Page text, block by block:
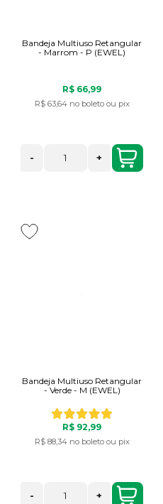
Bandeja Multiuso Retangular
- Marrom - P (EWEL)
R$ 66,99
R$ 63,64 no boleto ou pix
- +
Bandeja Multiuso Retangular
- Verde - M (EWEL)
R$ 92,99
R$ 88,34 no boleto ou pix
- +